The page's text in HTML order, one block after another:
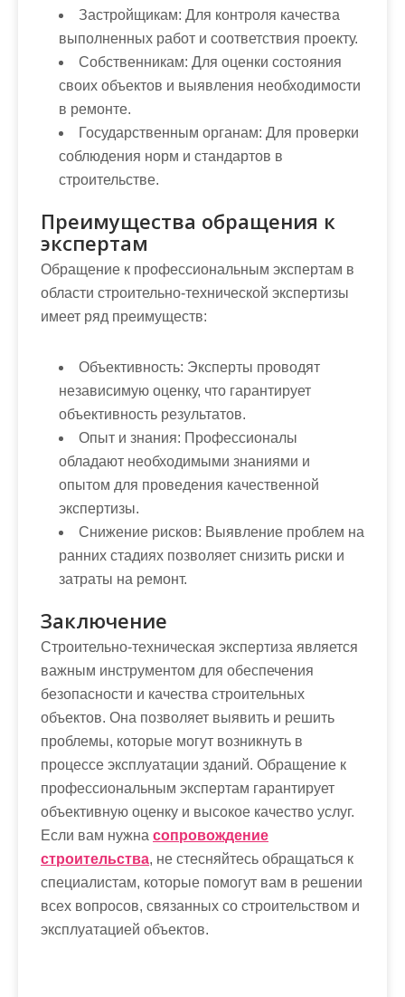
Застройщикам: Для контроля качества
выполненных работ и соответствия проекту.
Собственникам: Для оценки состояния
своих объектов и выявления необходимости
в ремонте.
Государственным органам: Для проверки
соблюдения норм и стандартов в
строительстве.
Преимущества обращения к
экспертам
Обращение к профессиональным экспертам в
области строительно-технической экспертизы
имеет ряд преимуществ:
Объективность: Эксперты проводят
независимую оценку, что гарантирует
объективность результатов.
Опыт и знания: Профессионалы
обладают необходимыми знаниями и
опытом для проведения качественной
экспертизы.
Снижение рисков: Выявление проблем на
ранних стадиях позволяет снизить риски и
затраты на ремонт.
Заключение
Строительно-техническая экспертиза является
важным инструментом для обеспечения
безопасности и качества строительных
объектов. Она позволяет выявить и решить
проблемы, которые могут возникнуть в
процессе эксплуатации зданий. Обращение к
профессиональным экспертам гарантирует
объективную оценку и высокое качество услуг.
Если вам нужна cопровождение
строительства, не стесняйтесь обращаться к
специалистам, которые помогут вам в решении
всех вопросов, связанных со строительством и
эксплуатацией объектов.